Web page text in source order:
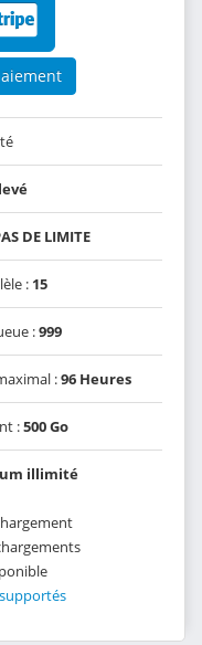
DE LIMITE
: 15
:999
:96 Heures
:500 Go
illimité